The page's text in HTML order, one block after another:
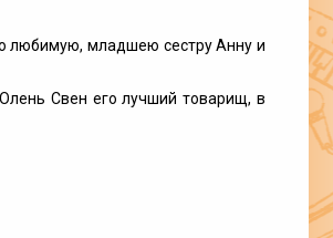
любимую, младшею сестру Анну и
Свен его лучший товарищ, в